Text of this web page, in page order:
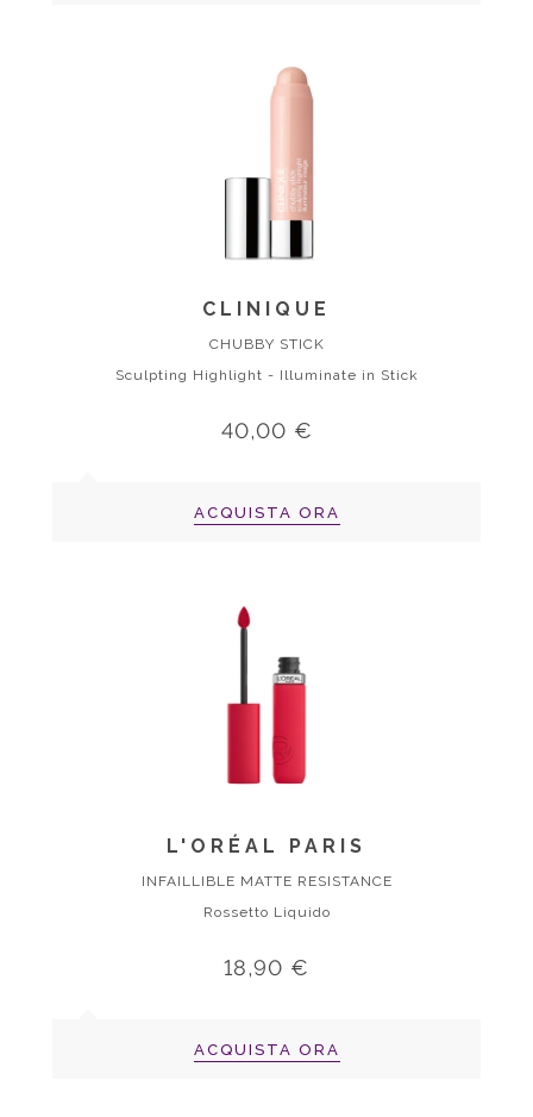
CLINIQUE
CHUBBY STICK
Sculpting Highlight - Illuminate in Stick
40,00 €
ACQUISTA ORA
L'ORÉAL PARIS
INFAILLIBLE MATTE RESISTANCE
Rossetto Liquido
18,90 €
ACQUISTA ORA